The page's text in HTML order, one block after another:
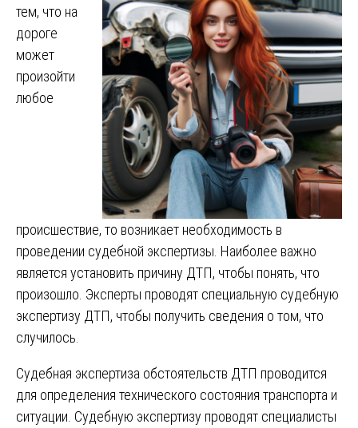
тем, что на
дороге
может
произойти
любое
происшествие, то возникает необходимость в
проведении судебной экспертизы. Наиболее важно
является установить причину ДТП, чтобы понять, что
произошло. Эксперты проводят специальную судебную
экспертизу ДТП, чтобы получить сведения о том, что
случилось.
Судебная экспертиза обстоятельств ДТП проводится
для определения технического состояния транспорта и
ситуации. Судебную экспертизу проводят специалисты